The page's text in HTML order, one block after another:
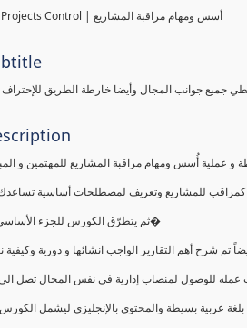
Foundations of Projects Control | أسس ومهام مراقبة المشاريع
جميع جوانب المجال وأيضا خارطة الطريق
عملية أُسس ومهام مراقبة المشاريع للمهتمين و
كمراقب للمشاريع وتعريف لمصطلحات أساسية
ثم يتطرّق الكورس للجزء الأساسي و هوا شرح لمها�
تم شرح أهم التقارير الواجب انشائها و دورية
عمله للوصول لمنصاب إدارية في نفس المجال تصل
عربية بسيطة والمحتوى بالإنجليزي ليشمل الكورس